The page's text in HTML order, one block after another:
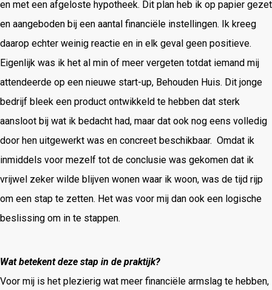
en met een afgeloste hypotheek. Dit plan heb ik op papier gezet
en aangeboden bij een aantal financiële instellingen. Ik kreeg
daarop echter weinig reactie en in elk geval geen positieve.
Eigenlijk was ik het al min of meer vergeten totdat iemand mij
attendeerde op een nieuwe start-up, Behouden Huis. Dit jonge
bedrijf bleek een product ontwikkeld te hebben dat sterk
aansloot bij wat ik bedacht had, maar dat ook nog eens volledig
door hen uitgewerkt was en concreet beschikbaar. Omdat ik
inmiddels voor mezelf tot de conclusie was gekomen dat ik
vrijwel zeker wilde blijven wonen waar ik woon, was de tijd rijp
om een stap te zetten. Het was voor mij dan ook een logische
beslissing om in te stappen.
Wat betekent deze stap in de praktijk?
Voor mij is het plezierig wat meer financiële armslag te hebben,